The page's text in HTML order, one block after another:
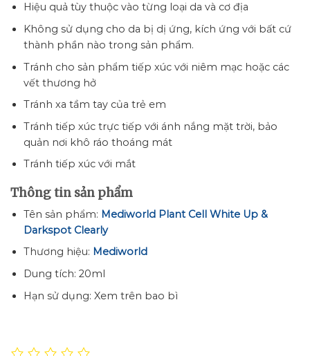
Hiệu quả tùy thuộc vào từng loại da và cơ địa
Không sử dụng cho da bị dị ứng, kích ứng với bất cứ
thành phần nào trong sản phẩm.
Tránh cho sản phẩm tiếp xúc với niêm mạc hoặc các
vết thương hở
Tránh xa tầm tay của trẻ em
Tránh tiếp xúc trực tiếp với ánh nắng mặt trời, bảo
quản nơi khô ráo thoáng mát
Tránh tiếp xúc với mắt
Thông tin sản phẩm
Tên sản phẩm: Mediworld Plant Cell White Up &
Darkspot Clearly
Thương hiệu: Mediworld
Dung tích: 20ml
Hạn sử dụng: Xem trên bao bì